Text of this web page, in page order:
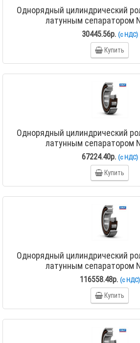
Однорядный цилиндрический
латунным сепаратором
30445.56р. (с НДС)
Купить
Однорядный цилиндрический
латунным сепаратором
67224.40р. (с НДС)
Купить
Однорядный цилиндрический
латунным сепаратором
116558.48р. (с НДС)
Купить